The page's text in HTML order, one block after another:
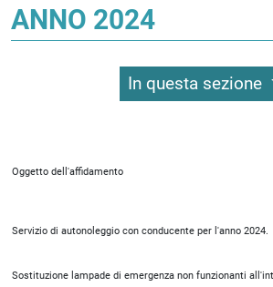
ANNO 2024
In questa sezione
Oggetto dell'affidamento
Servizio di autonoleggio con conducente per l'anno 2024.
Sostituzione lampade di emergenza non funzionanti